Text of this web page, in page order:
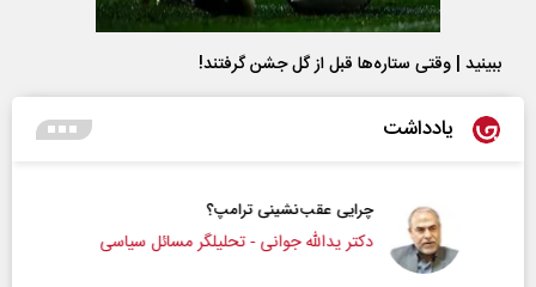
ببینید | وقتی ستاره‌ها قبل از گل جشن گرفتند!
یادداشت
چرایی عقب‌نشینی ترامپ؟
دکتر یدالله جوانی - تحلیلگر مسائل سیاسی